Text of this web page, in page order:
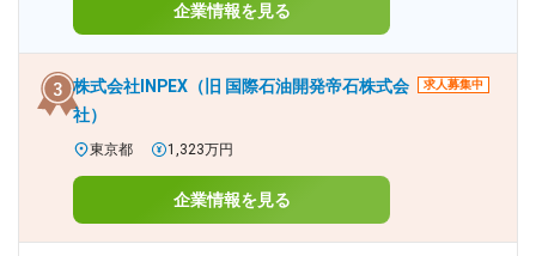
企業情報を見る
株式会社INPEX（旧 国際石油開発帝石株式会
社）
求人募集中
東京都 1,323万円
企業情報を見る